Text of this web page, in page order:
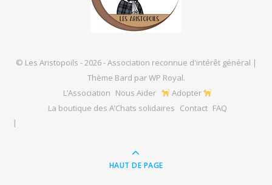
© Les Aristopoils - 2026 - Association reconnue d'intérêt général |
Thème Bard parWP Royal.
L’Association Nous Aider
Adopter
La boutique des A’Chats solidaires Contact FAQ
HAUT DE PAGE